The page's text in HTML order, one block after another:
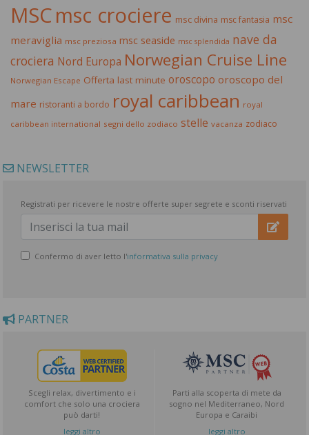
MSCmsc crociere msc divina msc fantasia msc
meraviglia msc preziosa msc seaside msc splendida nave da
crociera Nord Europa Norwegian Cruise Line
Norwegian Escape Offerta last minute oroscopo oroscopo del
mare ristoranti a bordo royal caribbean royal
caribbean international segni dello zodiaco stelle vacanza zodiaco
NEWSLETTER
Registrati per ricevere le nostre offerte super segrete e sconti riservati
Confermo di aver letto l'informativa sulla privacy
PARTNER
Scegli relax, divertimento e i
comfort che solo una crociera
può darti!
leggi altro
Parti alla scoperta di mete da
sogno nel Mediterraneo, Nord
Europa e Caraibi
leggi altro